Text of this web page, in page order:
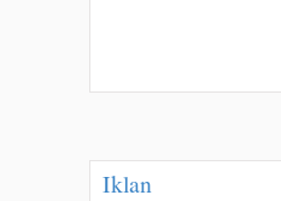
Iklan